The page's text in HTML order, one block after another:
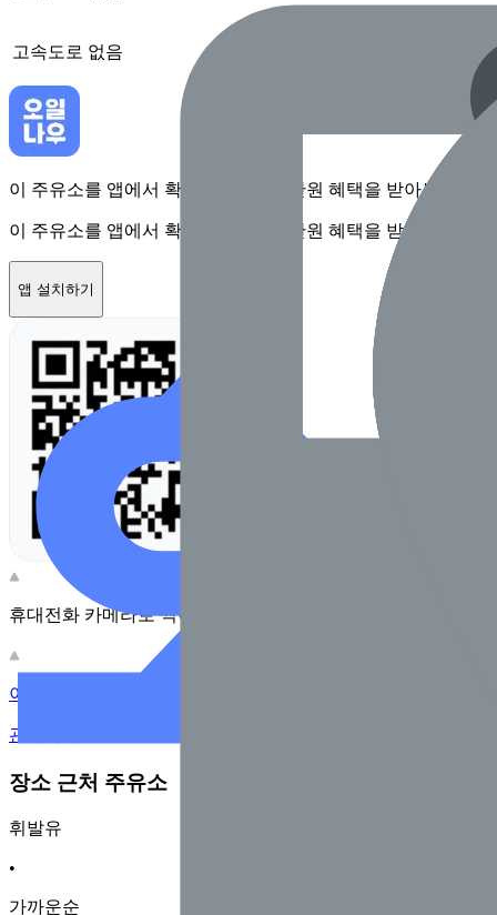
고속도로 없음
이 주유소를 앱에서 확인하고 최대 1만원 혜택을 받아보세요
이 주유소를 앱에서 확인하고 최대 1만원 혜택을 받아보세요
앱 설치하기
휴대전화 카메라로 찍어보세요
이 주유소의 사장님이신가요?
관리하기
장소 근처 주유소
휘발유
•
가까운순